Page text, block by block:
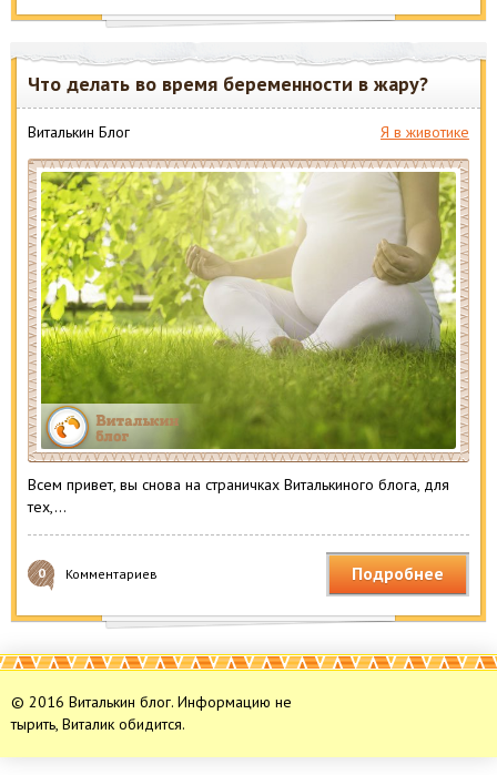
Что делать во время беременности в жару?
Виталькин Блог Я в животике
Всем привет, вы снова на страничках Виталькиного блога, для
тех,…
0 Комментариев Подробнее
© 2016 Виталькин блог. Информацию не
тырить, Виталик обидится.